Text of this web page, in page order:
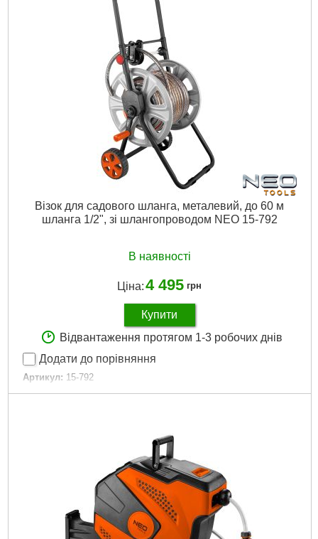
із пластмаси
200x100x5 мм
Докладніше...
Візок для садового шланга, металевий, до 60 м
шланга 1/2", зі шлангопроводом NEO 15-792
В наявності
Ціна:4 495 грн
Купити
Відвантаження протягом 1-3 робочих днів
Додати до порівняння
Артикул: 15-792
Код товару: 25.63.06
Докладніше...